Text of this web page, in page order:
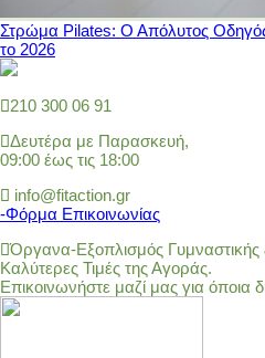
Στρώμα Pilates: Ο Απόλυτος
το 2026
210 300 06 91
Δευτέρα με Παρασκευή,
09:00 έως τις 18:00
info@fitaction.gr
-Φόρμα Επικοινωνίας
Όργανα-Εξοπλισμός Γυμναστικής
Καλύτερες Τιμές της Αγοράς.
Επικοινωνήστε μαζί μας για όποια